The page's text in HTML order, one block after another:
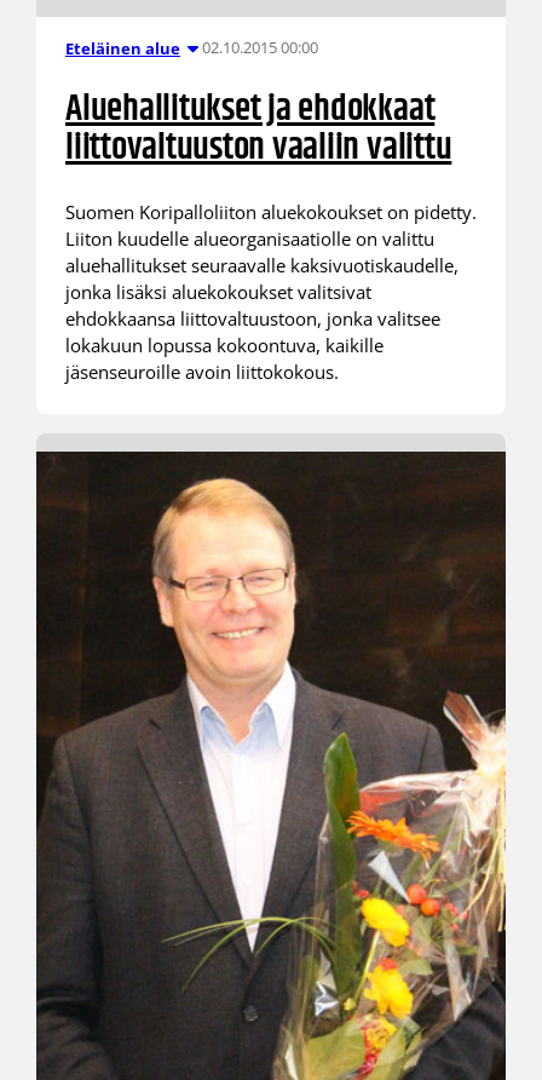
Eteläinen alue 02.10.2015 00:00
Aluehallitukset ja ehdokkaat
liittovaltuuston vaaliin valittu
Suomen Koripalloliiton aluekokoukset on pidetty.
Liiton kuudelle alueorganisaatiolle on valittu
aluehallitukset seuraavalle kaksivuotiskaudelle,
jonka lisäksi aluekokoukset valitsivat
ehdokkaansa liittovaltuustoon, jonka valitsee
lokakuun lopussa kokoontuva, kaikille
jäsenseuroille avoin liittokokous.